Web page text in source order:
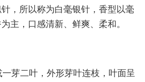
，所以称为白毫银针，香型以毫
主，口感清新、鲜爽、柔和。
芽二叶，外形芽叶连枝，叶面呈